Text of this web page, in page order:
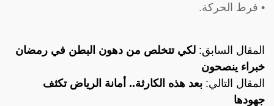
• فرط الحركة.
المقال السابق: لكي تتخلص من دهون البطن في رمضان
خبراء ينصحون
المقال التالي: بعد هذه الكارثة.. أمانة الرياض تكثف
جهودها